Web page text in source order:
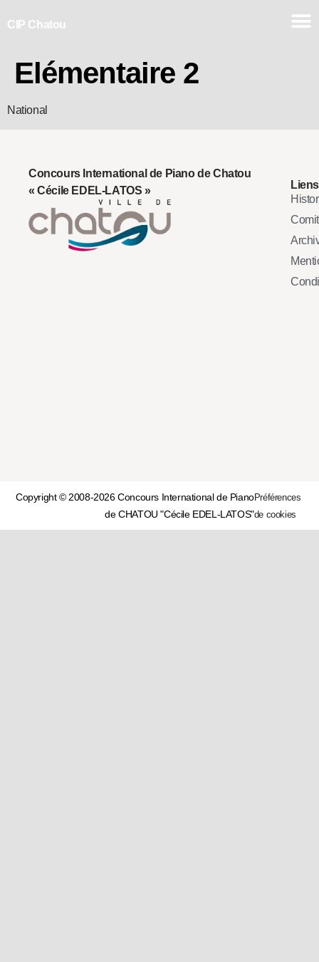
CIP Chatou
Elémentaire 2
National
Concours International de Piano de Chatou
« Cécile EDEL-LATOS »
Copyright © 2008-2026 Concours International de Piano
de CHATOU "Cécile EDEL-LATOS"
Préférences
de cookies